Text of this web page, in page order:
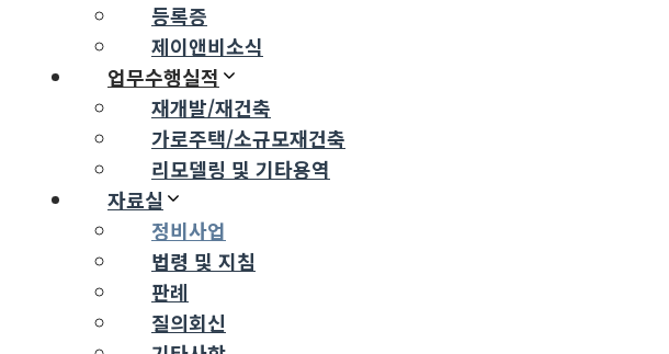
등록증
제이앤비소식
업무수행실적
재개발/재건축
가로주택/소규모재건축
리모델링 및 기타용역
자료실
정비사업
법령 및 지침
판례
질의회신